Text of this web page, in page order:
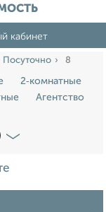
кабинет
Посуточно 8
2‑комнатные
Агентство